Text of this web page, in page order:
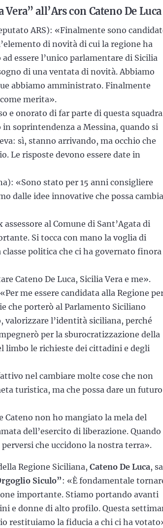
all’Ars con Cateno De Luca
ARS): «Finalmente sono
di novità di cui la regione ha
essere l’unico parlamentare di Sicilia
di una ventata di novità. Abbiamo
abbiamo amministrato. Finalmente
merita».
e onorato di far parte di questa
soprintendenza a Messina, quando si
sì, stanno arrivando, ma occhio che
Le risposte devono essere date in
«Sono stato per 15 anni consigliere
dalle idee innovative che possa
al Comune di Sant’Agata di
Si tocca con mano la voglia di
politica che ci ha governato finora
Cateno De Luca, Sicilia Vera e me».
me essere candidata alla Regione
che porterò al Parlamento Siciliano
l’identità siciliana, perché
per la sburocratizzazione della
limbo le richieste dei cittadini e degli
nel cambiare molte cose che non
turistica, ma che possa dare un
Cateno non ho mangiato la mela del
dell’esercito di liberazione. Quando
che uccidono la nostra terra».
Regione Siciliana, Cateno De Luca,
Siculo”: «È fondamentale
importante. Stiamo portando avanti
e donne di alto profilo. Questa
restituiamo la fiducia a chi ci ha